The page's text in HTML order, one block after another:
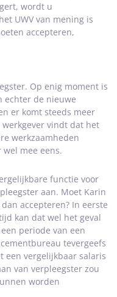
wordt u
UWV van mening is
accepteren,
Op enig moment is
echter de nieuwe
er komt steeds meer
vindt dat het
werkzaamheden
mee eens.
functie voor
aan. Moet Karin
accepteren? In eerste
kan dat wel het geval
periode van een
tevergeefs
een vergelijkbaar salaris
van verpleegster zou
worden